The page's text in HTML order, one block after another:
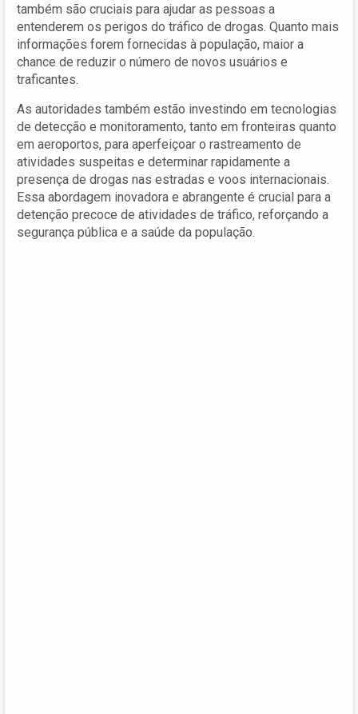
também são cruciais para ajudar as pessoas a
entenderem os perigos do tráfico de drogas. Quanto mais
informações forem fornecidas à população, maior a
chance de reduzir o número de novos usuários e
traficantes.
As autoridades também estão investindo em tecnologias
de detecção e monitoramento, tanto em fronteiras quanto
em aeroportos, para aperfeiçoar o rastreamento de
atividades suspeitas e determinar rapidamente a
presença de drogas nas estradas e voos internacionais.
Essa abordagem inovadora e abrangente é crucial para a
detenção precoce de atividades de tráfico, reforçando a
segurança pública e a saúde da população.